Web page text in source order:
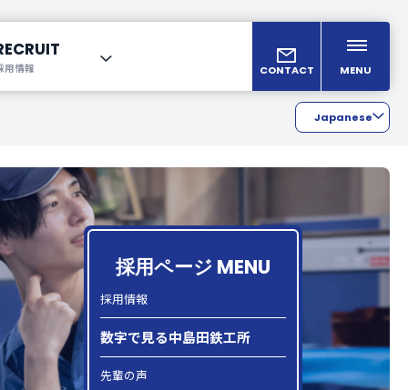
用情報 CONTACT MENU
Japanese
採用ページ MENU
採用情報
数字で見る中島田鉄工所
先輩の声